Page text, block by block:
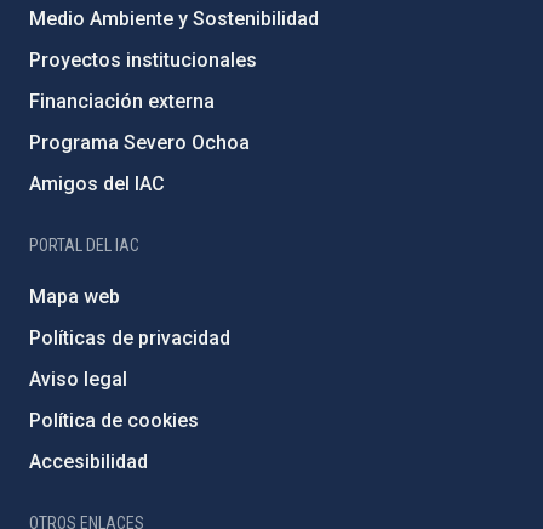
Medio Ambiente y Sostenibilidad
Proyectos institucionales
Financiación externa
Programa Severo Ochoa
Amigos del IAC
PORTAL DEL IAC
Mapa web
Políticas de privacidad
Aviso legal
Política de cookies
Accesibilidad
OTROS ENLACES